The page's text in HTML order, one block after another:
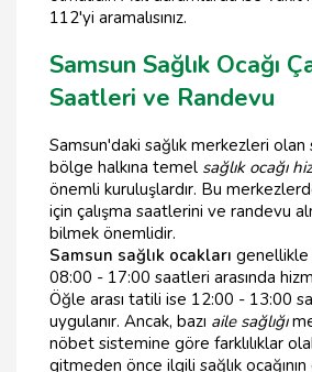
112'yi aramalısınız.
Samsun Sağlık Ocağı
Saatleri ve Randevu
Samsun'daki sağlık merkezleri olan
bölge halkına temel sağlık ocağı
önemli kuruluşlardır. Bu
için çalışma saatlerini ve randevu
bilmek önemlidir.
Samsun sağlık ocakları genellikle
08:00 - 17:00 saatleri arasında
Öğle arası tatili ise 12:00 - 13:00
uygulanır. Ancak, bazı aile sağlığı
nöbet sistemine göre farklılıklar
gitmeden önce ilgili sağlık ocağının